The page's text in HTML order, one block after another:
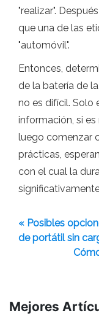
"realizar".
que una de las
"automóvil".
Entonces,
de la batería de
no es difícil. Solo
información, si es
luego comenzar
prácticas,
con el cual la
« Posibles
de portátil sin
Mejores